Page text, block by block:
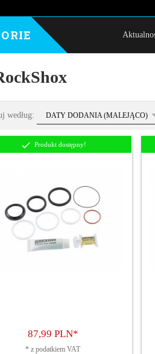
według: sortDATY DODANIA (MALEJĄCO)
Produkt dostępny!
87,99 PLN*
*z podatkiem VAT